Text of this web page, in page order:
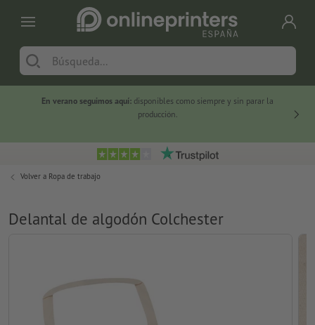
En verano seguimos aquí: disponibles como siempre y sin parar la
producción.
Volver a Ropa de trabajo
Delantal de algodón Colchester